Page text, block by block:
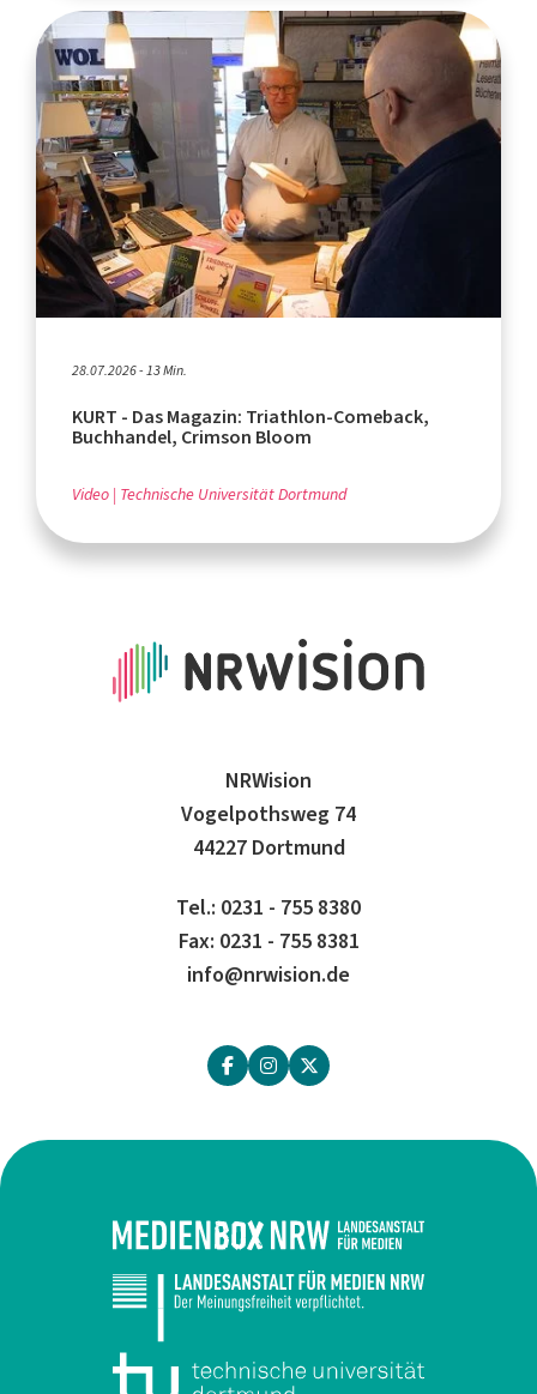
28.07.2026 - 13 Min.
KURT - Das Magazin: Triathlon-Comeback,
Buchhandel, Crimson Bloom
Video Technische Universität Dortmund
NRWision
Vogelpothsweg 74
44227 Dortmund
Tel.: 0231 - 755 8380
Fax: 0231 - 755 8381
info@nrwision.de